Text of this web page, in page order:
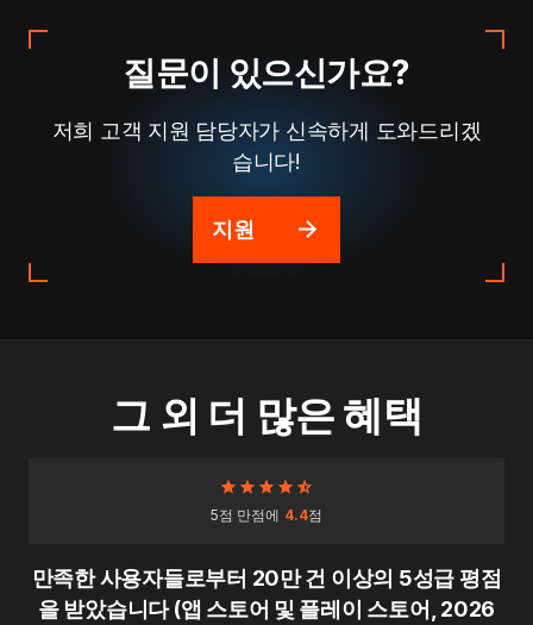
질문이 있으신가요?
저희 고객 지원 담당자가 신속하게 도와드리겠
습니다!
지원
그 외 더 많은 혜택
5점 만점에 4.4점
만족한 사용자들로부터 20만 건 이상의 5성급 평점
을 받았습니다 (앱 스토어 및 플레이 스토어, 2026